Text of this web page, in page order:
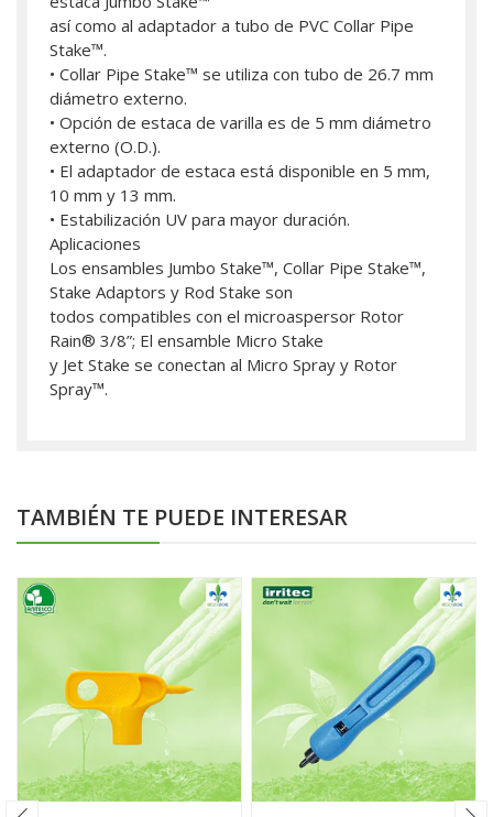
así como al adaptador a tubo de PVC Collar Pipe
Stake™.
• Collar Pipe Stake™ se utiliza con tubo de 26.7 mm
diámetro externo.
• Opción de estaca de varilla es de 5 mm diámetro
externo (O.D.).
• El adaptador de estaca está disponible en 5 mm,
10 mm y 13 mm.
• Estabilización UV para mayor duración.
Aplicaciones
Los ensambles Jumbo Stake™, Collar Pipe Stake™,
Stake Adaptors y Rod Stake son
todos compatibles con el microaspersor Rotor
Rain® 3/8”; El ensamble Micro Stake
y Jet Stake se conectan al Micro Spray y Rotor
Spray™.
TAMBIÉN TE PUEDE INTERESAR